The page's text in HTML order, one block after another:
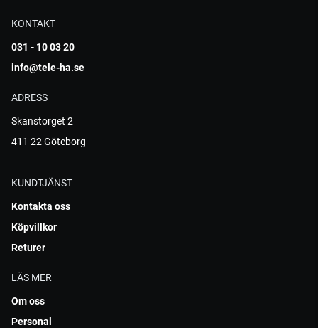
KONTAKT
031 - 10 03 20
info@tele-ha.se
ADRESS
Skanstorget 2
411 22 Göteborg
KUNDTJÄNST
Kontakta oss
Köpvillkor
Returer
LÄS MER
Om oss
Personal